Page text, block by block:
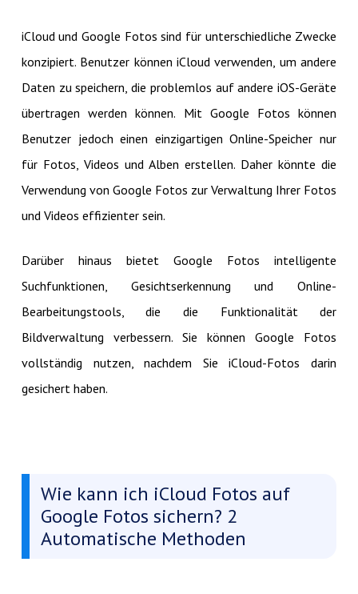
iCloud und Google Fotos sind für unterschiedliche Zwecke
konzipiert. Benutzer können iCloud verwenden, um andere
Daten zu speichern, die problemlos auf andere iOS-Geräte
übertragen werden können. Mit Google Fotos können
Benutzer jedoch einen einzigartigen Online-Speicher nur
für Fotos, Videos und Alben erstellen. Daher könnte die
Verwendung von Google Fotos zur Verwaltung Ihrer Fotos
und Videos effizienter sein.
Darüber hinaus bietet Google Fotos intelligente
Suchfunktionen, Gesichtserkennung und Online-
Bearbeitungstools, die die Funktionalität der
Bildverwaltung verbessern. Sie können Google Fotos
vollständig nutzen, nachdem Sie iCloud-Fotos darin
gesichert haben.
Wie kann ich iCloud Fotos auf
Google Fotos sichern? 2
Automatische Methoden